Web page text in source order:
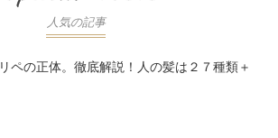
人気の記事
ペの正体。徹底解説！人の髪は２７種類＋